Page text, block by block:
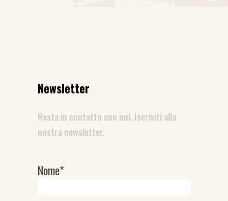
Newsletter
Resta in contatto con noi. Iscriviti alla
nostra newsletter.
Newsletter
Nome*